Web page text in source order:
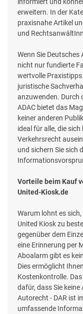
erweitern. In der
praxisnahe Artikel
und
Wenn Sie Deutsches
nicht nur fundierte
wertvolle
juristische
anzuwenden. Durch
ADAC bietet das
keiner anderen
ideal für alle, die
Verkehrsrecht
und sichern Sie sich
Vorteile beim Kauf
United-Kiosk.de
Warum lohnt es
United Kiosk zu
gegenüber dem
eine Erinnerung per
Aboalarm gibt es
Dies ermöglicht
Kostenkontrolle.
dafür, dass Sie
Autorecht - DAR ist
umfassende